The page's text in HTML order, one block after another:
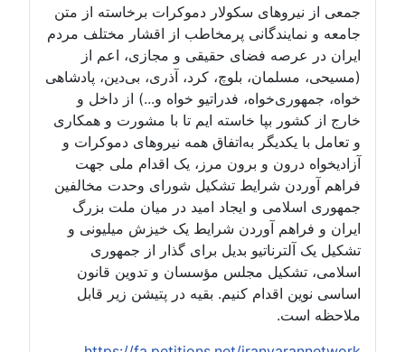
جمعی از نیروهای سکولار دموکرات برخاسته از متن
جامعه و نمایندگانی پرمخاطب از اقشار مختلف مردم
ایران در عرصه فضای حقیقی و مجازی، اعم از
(مسیحی، مسلمان، بلوچ، کرد، آذری، بی‌دین، پادشاهی
خواه، جمهوری‌خواه، فدراتیو خواه و...) از داخل و
خارج از کشور بپا خاسته ایم تا با مشورت و همکاری
و تعامل با یکدیگر به‌اتفاق همه نیروهای دموکرات و
آزادیخواه درون و برون مرز، یک اقدام ملی جهت
فراهم آوردن شرایط تشکیل شورای وحدت مخالفین
جمهوری اسلامی و ایجاد امید در میان ملت بزرگ
ایران و فراهم آوردن شرایط یک خیزش میلیونی و
تشکیل یک آلترناتیو بدیل برای گذار از جمهوری
اسلامی، تشکیل مجلس مؤسسان و تدوین قانون
اساسی نوین اقدام کنیم. بقیه در پتیشن زیر قابل
ملاحظه است.